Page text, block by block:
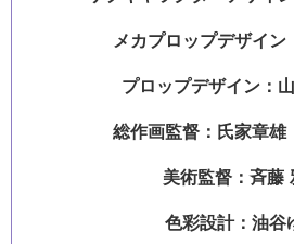
メカプロップデザイン
プロップデザイン：
総作画監督：氏家章
美術監督：斉藤
色彩設計：油谷